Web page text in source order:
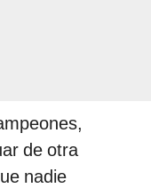
de otra
nadie